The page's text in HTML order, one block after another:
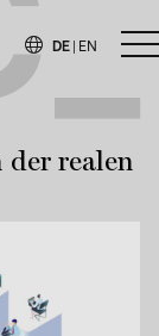
DE | EN
realen